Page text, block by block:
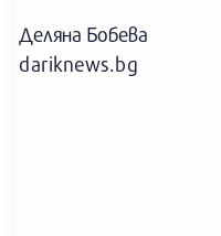
Деляна Бобева
dariknews.bg